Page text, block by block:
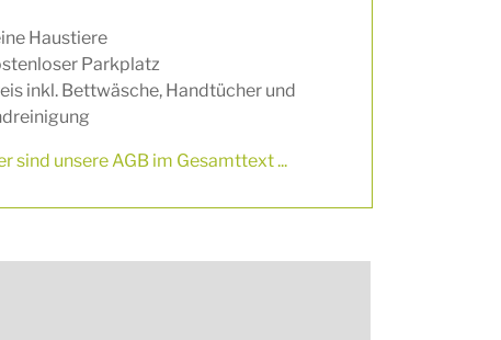
Haustiere
Parkplatz
inkl. Bettwäsche, Handtücher und
sind unsere AGB im Gesamttext ...